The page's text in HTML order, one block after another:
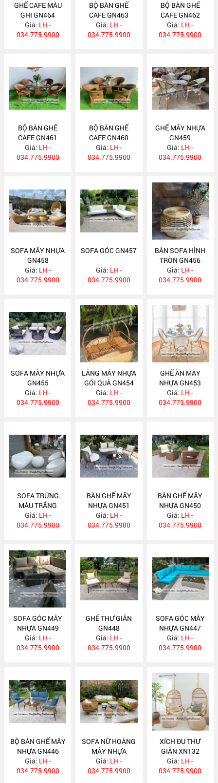
GHẾ CAFE MÀU
GHI GN464
Giá: LH -
034.775.9900
BỘ BÀN GHẾ
CAFE GN463
Giá: LH -
034.775.9900
BỘ BÀN GHẾ
CAFE GN462
Giá: LH -
034.775.9900
BỘ BÀN GHẾ
CAFE GN461
Giá: LH -
034.775.9900
BỘ BÀN GHẾ
CAFE GN460
Giá: LH -
034.775.9900
GHẾ MÂY NHỰA
GN459
Giá: LH -
034.775.9900
SOFA MÂY NHỰA
GN458
Giá: LH -
034.775.9900
SOFA GÓC GN457
Giá: LH -
034.775.9900
BÀN SOFA HÌNH
TRÒN GN456
Giá: LH -
034.775.9900
SOFA MÂY NHỰA
GN455
Giá: LH -
034.775.9900
LẴNG MÂY NHỰA
GÓI QUÀ GN454
Giá: LH -
034.775.9900
GHẾ ĂN MÂY
NHỰA GN453
Giá: LH -
034.775.9900
SOFA TRỨNG
MÀU TRẮNG
GN452
Giá: LH -
034.775.9900
BÀN GHẾ MÂY
NHỰA GN451
Giá: LH -
034.775.9900
BÀN GHẾ MÂY
NHỰA GN450
Giá: LH -
034.775.9900
SOFA GÓC MÂY
NHỰA GN449
Giá: LH -
034.775.9900
GHẾ THƯ GIÃN
GN448
Giá: LH -
034.775.9900
SOFA GÓC MÂY
NHỰA GN447
Giá: LH -
034.775.9900
BỘ BÀN GHẾ MÂY
NHỰA GN446
Giá: LH -
034.775.9900
SOFA NỮ HOÀNG
MÂY NHỰA
GN445
Giá: LH -
034.775.9900
XÍCH ĐU THƯ
GIÃN XN132
Giá: LH -
034.775.9900